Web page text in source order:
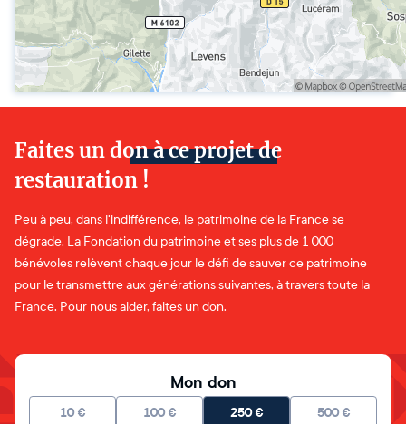
Faites un don à ce projet de
restauration !
Peu à peu, dans l'indifférence, le patrimoine de la France se
dégrade. La Fondation du patrimoine et ses plus de 1 000
bénévoles relèvent chaque jour le défi de sauver ce patrimoine
pour le transmettre aux générations suivantes, à travers toute la
France. Pour nous aider, faites un don.
Mon don
10 € 100 € 250€ 500 €